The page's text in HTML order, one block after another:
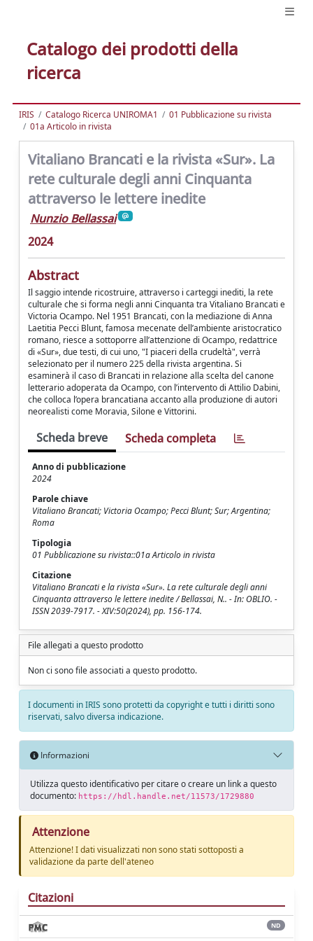
Catalogo dei prodotti della
ricerca
IRIS Catalogo Ricerca UNIROMA1
01 Pubblicazione su rivista
01a Articolo in rivista
Vitaliano Brancati e la rivista «Sur». La
rete culturale degli anni Cinquanta
attraverso le lettere inedite
Nunzio Bellassai
2024
Abstract
Il saggio intende ricostruire, attraverso i carteggi inediti, la rete
culturale che si forma negli anni Cinquanta tra Vitaliano Brancati e
Victoria Ocampo. Nel 1951 Brancati, con la mediazione di Anna
Laetitia Pecci Blunt, famosa mecenate dell’ambiente aristocratico
romano, riesce a sottoporre all’attenzione di Ocampo, redattrice
di «Sur», due testi, di cui uno, "I piaceri della crudeltà", verrà
selezionato per il numero 225 della rivista argentina. Si
esaminerà il caso di Brancati in relazione alla scelta del canone
letterario adoperata da Ocampo, con l’intervento di Attilio Dabini,
che colloca l’opera brancatiana accanto alla produzione di autori
neorealisti come Moravia, Silone e Vittorini.
Scheda breve Scheda completa
Anno di pubblicazione
2024
Parole chiave
Vitaliano Brancati; Victoria Ocampo; Pecci Blunt; Sur; Argentina;
Roma
Tipologia
01 Pubblicazione su rivista::01a Articolo in rivista
Citazione
Vitaliano Brancati e la rivista «Sur». La rete culturale degli anni
Cinquanta attraverso le lettere inedite / Bellassai, N.. - In: OBLIO. -
ISSN 2039-7917. - XIV:50(2024), pp. 156-174.
File allegati a questo prodotto
Non ci sono file associati a questo prodotto.
I documenti in IRIS sono protetti da copyright e tutti i diritti sono
riservati, salvo diversa indicazione.
Informazioni
Utilizza questo identificativo per citare o creare un link a questo
documento: https://hdl.handle.net/11573/1729880
Attenzione
Attenzione! I dati visualizzati non sono stati sottoposti a
validazione da parte dell'ateneo
Citazioni
ND